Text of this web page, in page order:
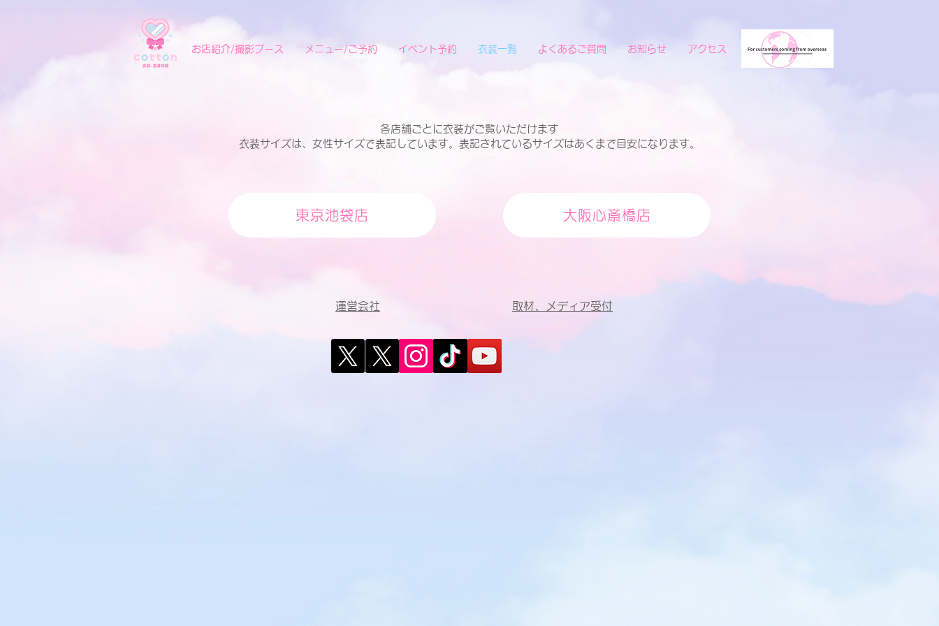
お店紹介/撮影ブース メニュー/ご予約 イベント予約 衣装一覧 よくあるご質問 お知らせ アクセス
各店舗ごとに衣装がご覧いただけます
衣装サイズは、女性サイズで表記しています。 表記されているサイズはあくまで目安になります。
東京池袋店 大阪心斎橋店
運営会社 取材、​メディア受付​